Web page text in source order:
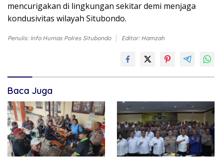
mencurigakan di lingkungan sekitar demi menjaga
kondusivitas wilayah Situbondo.
Penulis: Info Humas Polres Situbondo Editor: Hamzah
Baca Juga